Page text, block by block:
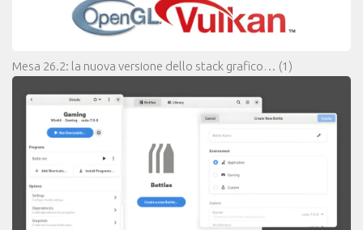
Mesa 26.2: la nuova versione dello stack grafico… (1)